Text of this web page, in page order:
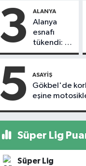
3 ALANYA
Alanya
esnafı
tükendi: 1
ayda 150
kapandı
5 ASAYIŞ
Gökbel'de
eşine
Süper Lig
Süper Lig